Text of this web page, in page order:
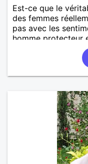
Est-ce que le
des femmes
pas avec les
homme protecteur
d'y croire et
que je désir
joyeuseté passer
m'intéressez pas